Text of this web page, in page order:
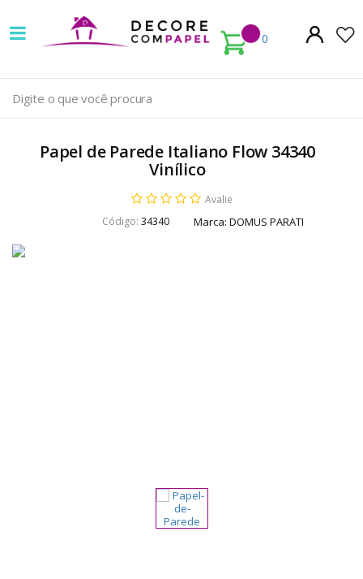
0
Decore
com
papel
é
pioneira
venda
Papel de Parede Italiano Flow 34340
Vinílico
Avalie
Código: 34340 Marca: DOMUS PARATI